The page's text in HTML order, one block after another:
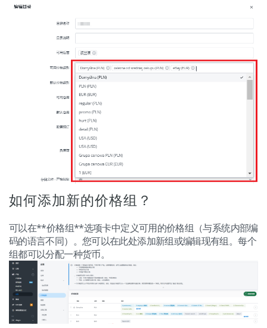
如何添加新的价格组？
可以在**价格组**选项卡中定义可用的价格组（与系统内部编
码的语言不同）。您可以在此处添加新组或编辑现有组。每个
组都可以分配一种货币。